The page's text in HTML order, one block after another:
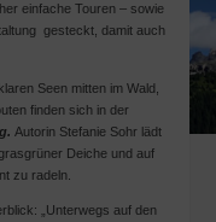
einfache Touren – sowie
gesteckt, damit auch
Seen mitten im Wald,
finden sich in der
Autorin Stefanie Sohr lädt
Deiche und auf
zu radeln.
„Unterwegs auf den